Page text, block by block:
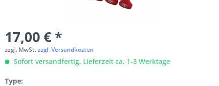
17,00 € *
zzgl. MwSt.zzgl. Versandkosten
Sofort versandfertig, Lieferzeit ca. 1-3 Werktage
Type: